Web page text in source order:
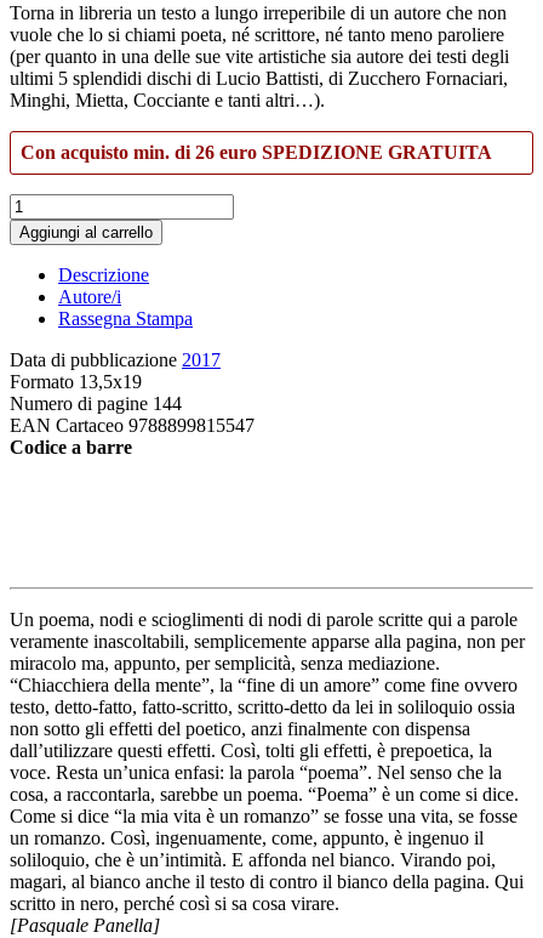
Torna in libreria un testo a lungo irreperibile di un autore che non
vuole che lo si chiami poeta, né scrittore, né tanto meno paroliere
(per quanto in una delle sue vite artistiche sia autore dei testi degli
ultimi 5 splendidi dischi di Lucio Battisti, di Zucchero Fornaciari,
Minghi, Mietta, Cocciante e tanti altri…).
Con acquisto min. di 26 euro SPEDIZIONE GRATUITA
Poema
bianco
quantità
Aggiungi al carrello
Descrizione
Autore/i
Rassegna Stampa
Data di pubblicazione 2017
Formato 13,5x19
Numero di pagine 144
EAN Cartaceo 9788899815547
Codice a barre
Un poema, nodi e scioglimenti di nodi di parole scritte qui a parole
veramente inascoltabili, semplicemente apparse alla pagina, non per
miracolo ma, appunto, per semplicità, senza mediazione.
“Chiacchiera della mente”, la “fine di un amore” come fine ovvero
testo, detto-fatto, fatto-scritto, scritto-detto da lei in soliloquio ossia
non sotto gli effetti del poetico, anzi finalmente con dispensa
dall’utilizzare questi effetti. Così, tolti gli effetti, è prepoetica, la
voce. Resta un’unica enfasi: la parola “poema”. Nel senso che la
cosa, a raccontarla, sarebbe un poema. “Poema” è un come si dice.
Come si dice “la mia vita è un romanzo” se fosse una vita, se fosse
un romanzo. Così, ingenuamente, come, appunto, è ingenuo il
soliloquio, che è un’intimità. E affonda nel bianco. Virando poi,
magari, al bianco anche il testo di contro il bianco della pagina. Qui
scritto in nero, perché così si sa cosa virare.
[Pasquale Panella]